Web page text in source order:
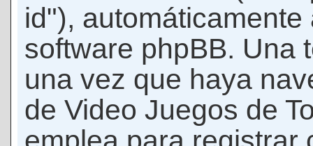
id"),
software phpBB. Una
una vez que haya
de Video Juegos de